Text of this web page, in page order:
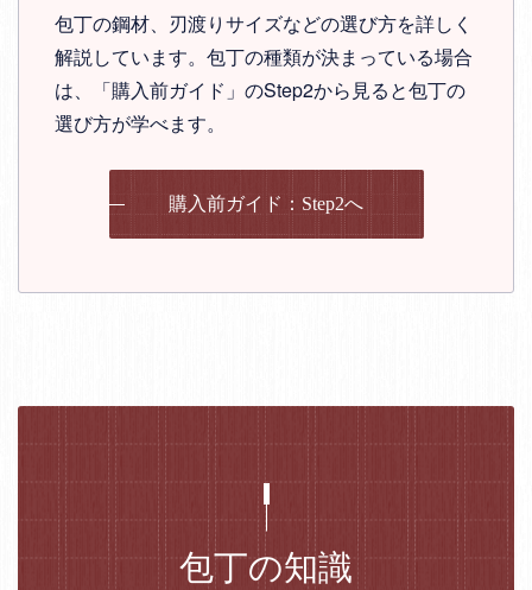
包丁の鋼材、刃渡りサイズなどの選び方を詳しく
解説しています。包丁の種類が決まっている場合
は、「購入前ガイド」のStep2から見ると包丁の
選び方が学べます。
購入前ガイド：Step2へ
包丁の知識